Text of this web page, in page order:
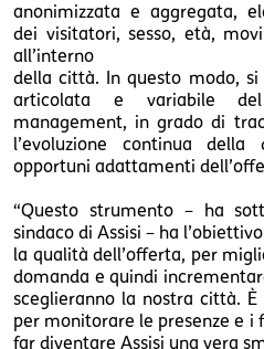
anonimizzata e aggregata,
dei visitatori, sesso, età,
all’interno
della città. In questo modo, si
articolata e variabile del
management, in grado di
l’evoluzione continua
opportuni adattamenti
“Questo strumento – ha
sindaco di Assisi – ha
la qualità dell’offerta, per
domanda e quindi
sceglieranno la nostra città.
per monitorare le presenze e i
far diventare Assisi una vera